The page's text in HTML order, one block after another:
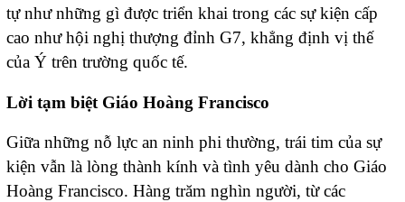
tự như những gì được triển khai trong các sự kiện cấp
cao như hội nghị thượng đỉnh G7, khẳng định vị thế
của Ý trên trường quốc tế.
Lời tạm biệt Giáo Hoàng Francisco
Giữa những nỗ lực an ninh phi thường, trái tim của sự
kiện vẫn là lòng thành kính và tình yêu dành cho Giáo
Hoàng Francisco. Hàng trăm nghìn người, từ các